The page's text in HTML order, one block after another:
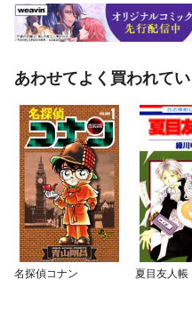
あわせてよく買われて
名探偵コナン 夏目友人帳